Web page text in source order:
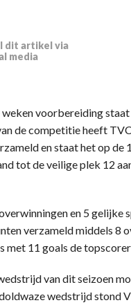
dit artikel via
media
voorbereiding
de competitie heeft
en staat het op de
tot de veilige plek 12
en 5 gelijke
verzameld middels 8
11 goals de topscorer
van dit seizoen
wedstrijd stond